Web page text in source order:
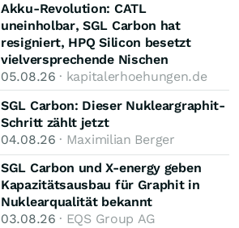
Akku-Revolution: CATL
uneinholbar, SGL Carbon hat
resigniert, HPQ Silicon besetzt
vielversprechende Nischen
05.08.26 · kapitalerhoehungen.de
SGL Carbon: Dieser Nukleargraphit-
Schritt zählt jetzt
04.08.26 · Maximilian Berger
SGL Carbon und X-energy geben
Kapazitätsausbau für Graphit in
Nuklearqualität bekannt
03.08.26 · EQS Group AG